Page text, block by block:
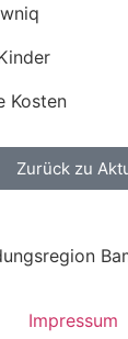
Kosten
Zurück zu
Impressum